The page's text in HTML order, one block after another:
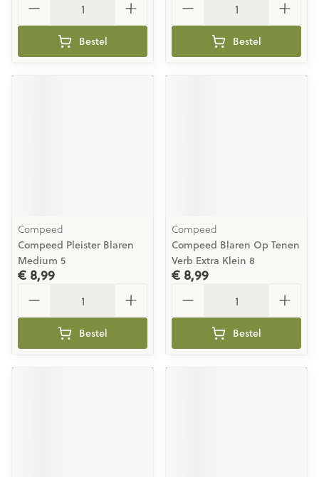
Bestel Bestel
Compeed
Compeed Pleister Blaren
Medium 5
€ 8,99
Bestel
Compeed
Compeed Blaren Op Tenen
Verb Extra Klein 8
€ 8,99
Bestel